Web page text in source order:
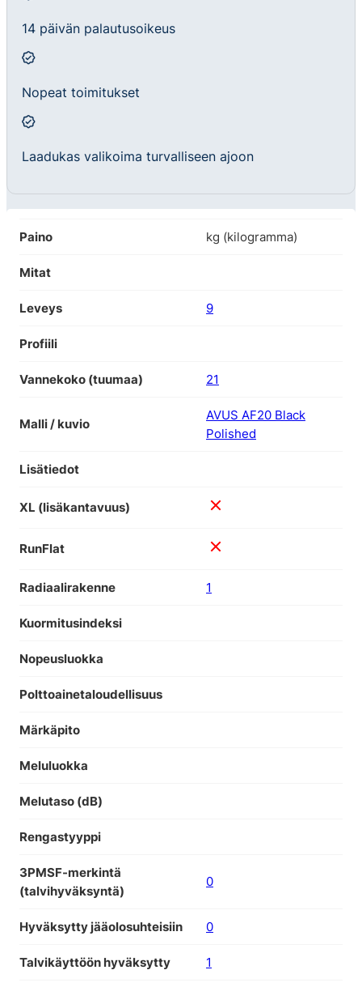
14 päivän palautusoikeus
Nopeat toimitukset
Laadukas valikoima turvalliseen ajoon
Paino kg (kilogramma)
Mitat
Leveys 9
Profiili
Vannekoko (tuumaa) 21
Malli / kuvio
AVUS AF20 Black
Polished
Lisätiedot
XL (lisäkantavuus)
RunFlat
Radiaalirakenne 1
Kuormitusindeksi
Nopeusluokka
Polttoainetaloudellisuus
Märkäpito
Meluluokka
Melutaso (dB)
Rengastyyppi
3PMSF-merkintä
(talvihyväksyntä)
0
Hyväksytty jääolosuhteisiin 0
Talvikäyttöön hyväksytty 1